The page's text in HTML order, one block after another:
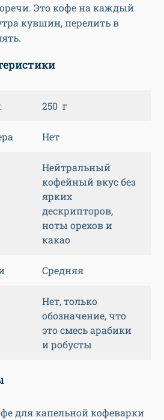
Это кофе на каждый
кувшин, перелить в
250 г
Нет
Нейтральный
кофейный вкус без
ярких
дескрипторов,
ноты орехов и
какао
Средняя
Нет, только
обозначение, что
это смесь арабики
и робусты
для капельной кофеварки